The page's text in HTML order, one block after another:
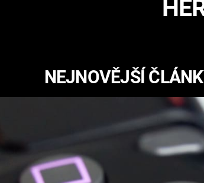
RYCHLE A
ZBĚSILE 10
COME:
NEJNOVĚJŠÍ